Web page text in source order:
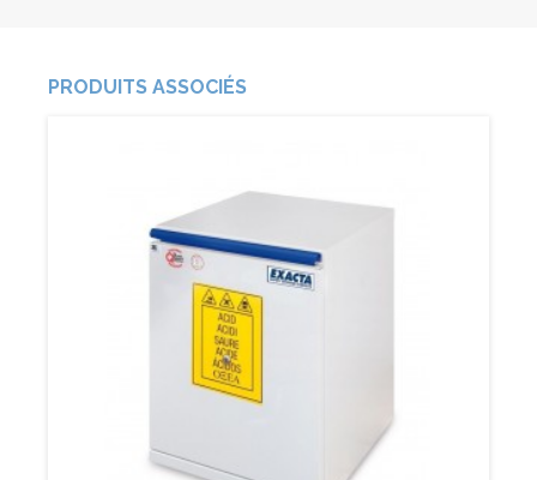
PRODUITS ASSOCIÉS